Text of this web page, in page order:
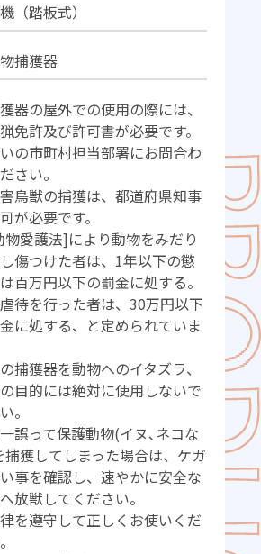
（踏板式）
捕獲器
器の屋外での使用の際には、
免許及び許可書が必要です。
の市町村担当部署にお問合わ
さい。
害鳥獣の捕獲は、都道府県知事
が必要です。
物愛護法]により動物をみだり
傷つけた者は、1年以下の懲
百万円以下の罰金に処する。
待を行った者は、30万円以下
に処する、と定められていま
捕獲器を動物へのイタズラ、
目的には絶対に使用しないで
。
誤って保護動物(イヌ､ネコな
捕獲してしまった場合は、ケガ
事を確認し、速やかに安全な
放獣してください。
を遵守して正しくお使いくだ